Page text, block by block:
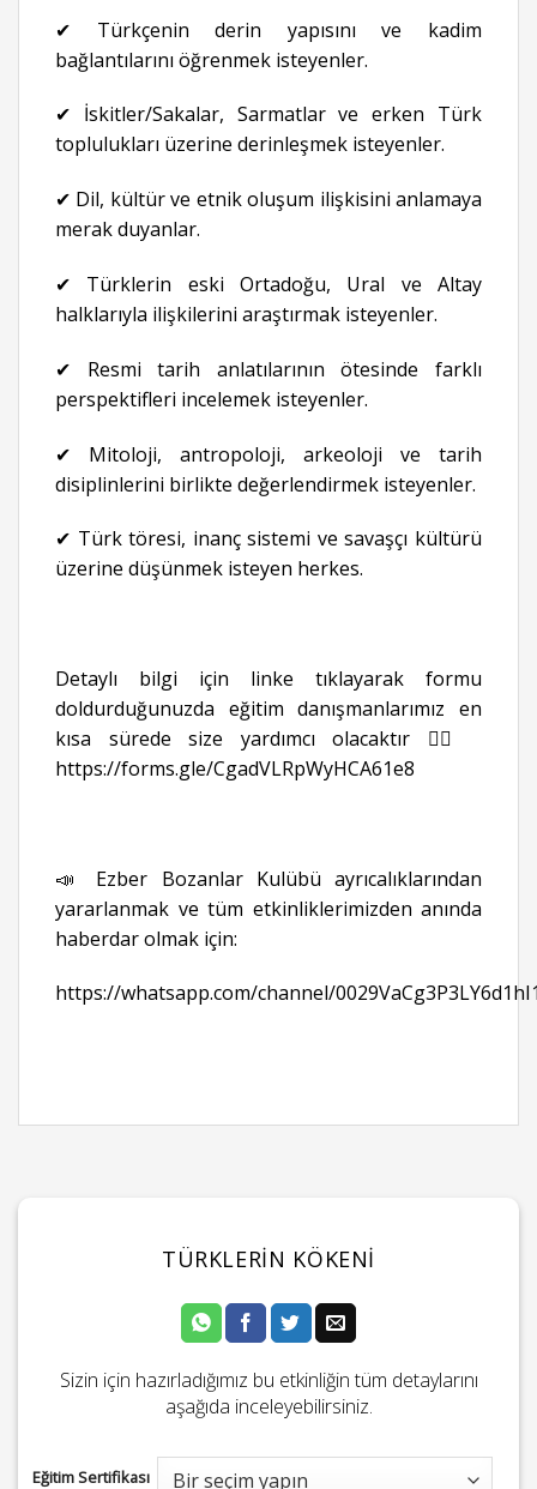
✔ Türkçenin derin yapısını ve kadim
bağlantılarını öğrenmek isteyenler.
✔ İskitler/Sakalar, Sarmatlar ve erken Türk
toplulukları üzerine derinleşmek isteyenler.
✔ Dil, kültür ve etnik oluşum ilişkisini anlamaya
merak duyanlar.
✔ Türklerin eski Ortadoğu, Ural ve Altay
halklarıyla ilişkilerini araştırmak isteyenler.
✔ Resmi tarih anlatılarının ötesinde farklı
perspektifleri incelemek isteyenler.
✔ Mitoloji, antropoloji, arkeoloji ve tarih
disiplinlerini birlikte değerlendirmek isteyenler.
✔ Türk töresi, inanç sistemi ve savaşçı kültürü
üzerine düşünmek isteyen herkes.
Detaylı bilgi için linke tıklayarak formu
doldurduğunuzda eğitim danışmanlarımız en
kısa sürede size yardımcı olacaktır 👉🏻
https://forms.gle/CgadVLRpWyHCA61e8
📣 Ezber Bozanlar Kulübü ayrıcalıklarından
yararlanmak ve tüm etkinliklerimizden anında
haberdar olmak için:
https://whatsapp.com/channel/
TÜRKLERIN KÖKENI
Sizin için hazırladığımız bu etkinliğin tüm detaylarını
aşağıda inceleyebilirsiniz.
Eğitim Sertifikası